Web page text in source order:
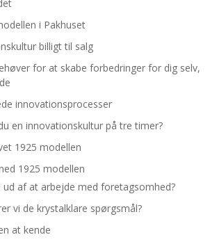
i Pakhuset
billigt til salg
for at skabe forbedringer for dig selv,
innovationsprocesser
en innovationskultur på tre timer?
1925 modellen
1925 modellen
ud af at arbejde med foretagsomhed?
vi de krystalklare spørgsmål?
at kende